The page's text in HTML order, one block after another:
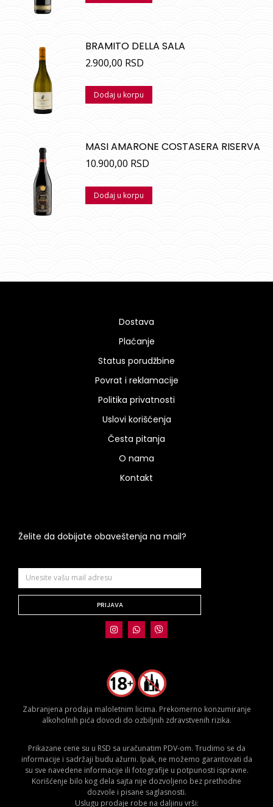
BRAMITO DELLA SALA
2.900,00 RSD
Dodaj u korpu
MASI AMARONE COSTASERA RISERVA
10.900,00 RSD
Dodaj u korpu
Dostava
Plaćanje
Status porudžbine
Povrat i reklamacije
Politika privatnosti
Uslovi korišćenja
Česta pitanja
O nama
Kontakt
Želite da dobijate obaveštenja na mail?
PRIJAVA
Zabranjena prodaja maloletnim licima. Prekomerno konzumiranje
alkoholnih pića dovodi do ozbiljnih zdravstvenih rizika.
Prikazane cene su u RSD sa uračunatim PDV-om. Trudimo se da
informacije i sadržaji budu ažurni. Ipak, ne možemo garantovati da
su sve navedene informacije ili fotografije u potpunosti ispravne.
Korišćenje bilo kog dela sajta nije dozvoljeno bez prethodne
dozvole i pisane saglasnosti.
Uslugu prodaje robe na daljinu vrši: